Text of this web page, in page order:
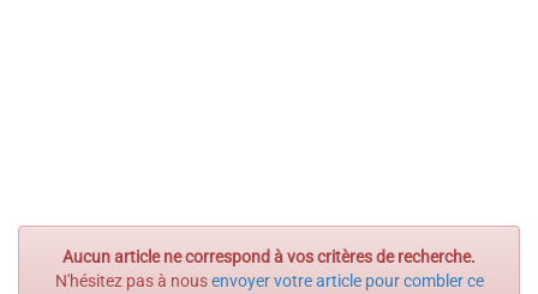
Aucun article ne correspond à vos critères de recherche.
N'hésitez pas à nousenvoyer votre article pour combler ce